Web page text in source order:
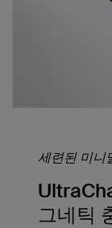
세련된 미니
그네틱